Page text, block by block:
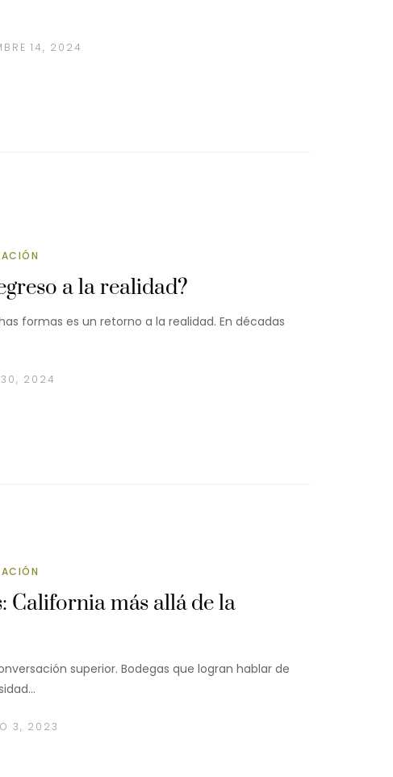
14, 2024
a la realidad?
formas es un retorno a la realidad. En décadas
30, 2024
California más allá de la
superior. Bodegas que logran hablar de
3, 2023